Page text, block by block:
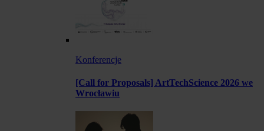
Konferencje
[Call for Proposals] ArtTechScience 2026 we
Wrocławiu